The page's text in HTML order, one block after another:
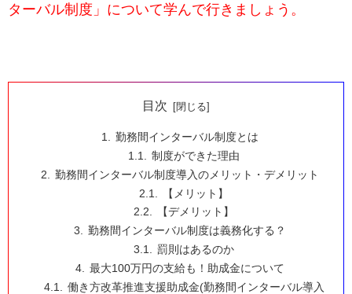
ターバル制度」について学んで行きましょう。
目次
勤務間インターバル制度とは
制度ができた理由
勤務間インターバル制度導入のメリット・デメリット
【メリット】
【デメリット】
勤務間インターバル制度は義務化する？
罰則はあるのか
最大100万円の支給も！助成金について
働き方改革推進支援助成金(勤務間インターバル導入